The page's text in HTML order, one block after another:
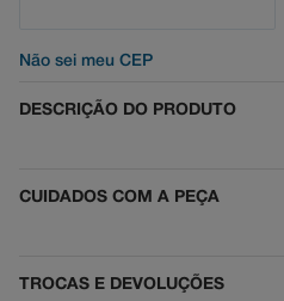
Não sei meu CEP
DESCRIÇÃO DO PRODUTO
CUIDADOS COM A PEÇA
TROCAS E DEVOLUÇÕES